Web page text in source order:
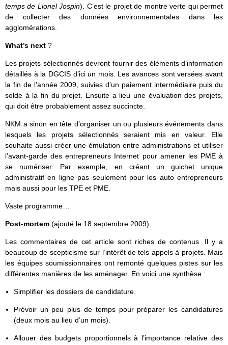
temps de Lionel Jospin). C’est le projet de montre verte qui permet
de collecter des données environnementales dans les
agglomérations.
What’s next ?
Les projets sélectionnés devront fournir des éléments d’information
détaillés à la DGCIS d’ici un mois. Les avances sont versées avant
la fin de l’année 2009, suivies d’un paiement intermédiaire puis du
solde à la fin du projet. Ensuite a lieu une évaluation des projets,
qui doit être probablement assez succincte.
NKM a sinon en tête d’organiser un ou plusieurs événements dans
lesquels les projets sélectionnés seraient mis en valeur. Elle
souhaite aussi créer une émulation entre administrations et utiliser
l’avant-garde des entrepreneurs Internet pour amener les PME à
se numériser. Par exemple, en créant un guichet unique
administratif en ligne pas seulement pour les auto entrepreneurs
mais aussi pour les TPE et PME.
Vaste programme…
Post-mortem (ajouté le 18 septembre 2009)
Les commentaires de cet article sont riches de contenus. Il y a
beaucoup de scepticisme sur l’intérêt de tels appels à projets. Mais
les équipes soumissionnaires ont remonté quelques pistes sur les
différentes manières de les aménager. En voici une synthèse :
Simplifier les dossiers de candidature.
Prévoir un peu plus de temps pour préparer les candidatures
(deux mois au lieu d’un mois).
Allouer des budgets proportionnels à l’importance relative des